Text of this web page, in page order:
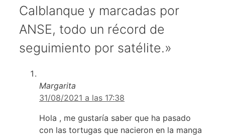
Calblanque y marcadas por
ANSE, todo un récord de
seguimiento por satélite.»
Margarita
31/08/2021 a las 17:38
Hola , me gustaría saber que ha pasado
con las tortugas que nacieron en la manga